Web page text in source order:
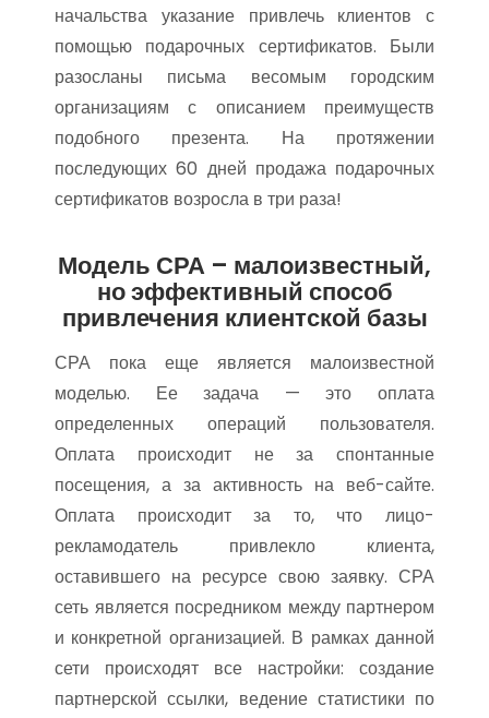
начальства указание привлечь клиентов с
помощью подарочных сертификатов. Были
разосланы письма весомым городским
организациям с описанием преимуществ
подобного презента. На протяжении
последующих 60 дней продажа подарочных
сертификатов возросла в три раза!
Модель СРА – малоизвестный,
но эффективный способ
привлечения клиентской базы
СРА пока еще является малоизвестной
моделью. Ее задача — это оплата
определенных операций пользователя.
Оплата происходит не за спонтанные
посещения, а за активность на веб-сайте.
Оплата происходит за то, что лицо-
рекламодатель привлекло клиента,
оставившего на ресурсе свою заявку. СРА
сеть является посредником между партнером
и конкретной организацией. В рамках данной
сети происходят все настройки: создание
партнерской ссылки, ведение статистики по